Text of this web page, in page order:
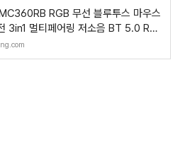
RGB 무선 블루투스 마우스
3in1 멀티페어링 저소음 BT 5.0 RF